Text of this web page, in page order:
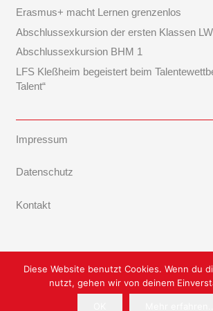
Erasmus+ macht Lernen grenzenlos
Abschlussexkursion der ersten Klassen LW
Abschlussexkursion BHM 1
LFS Kleßheim begeistert beim
Talent“
Impressum
Datenschutz
Kontakt
Diese Website benutzt Cookies. Wenn du
nutzt, gehen wir von deinem